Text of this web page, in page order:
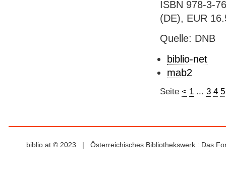
ISBN 978-3-
(DE), EUR
Quelle: DNB
biblio-net
mab2
Seite < 1... 3 4 5
biblio.at © 2023 | Österreichisches Bibliothekswerk : Das